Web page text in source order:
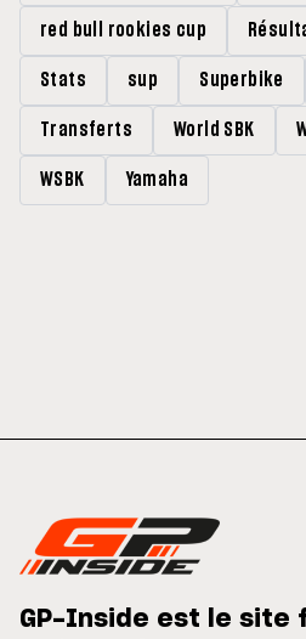
red bull rookies cup
Stats sup Superbike
Transferts World SBK
WSBK Yamaha
GP-Inside est le site